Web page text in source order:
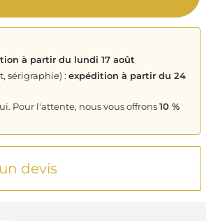
à partir du lundi 17 août
sérigraphie) : expédition à partir du 24
Pour l'attente, nous vous offrons10 %
devis